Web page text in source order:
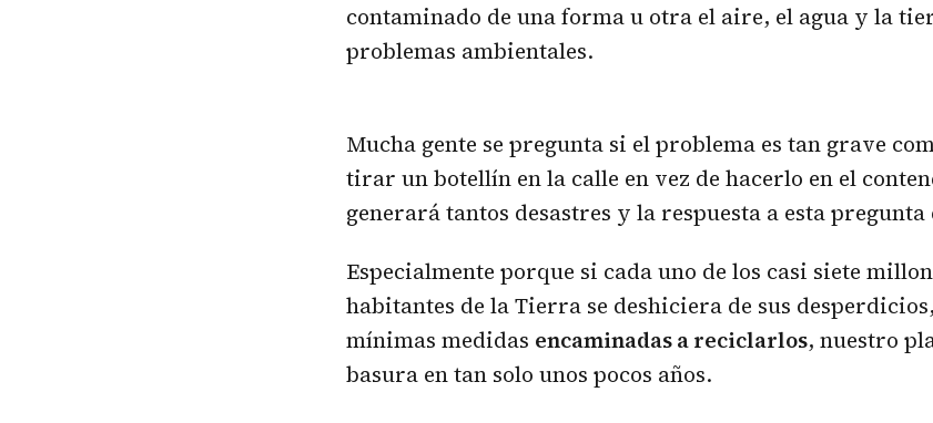
contaminado de una forma u otra el aire, el agua y la
problemas ambientales.
Mucha gente se pregunta si el problema es tan grave
tirar un botellín en la calle en vez de hacerlo en el
generará tantos desastres y la respuesta a esta pregunta
Especialmente porque si cada uno de los casi siete
habitantes de la Tierra se deshiciera de sus
mínimas medidas encaminadas a reciclarlos, nuestro
basura en tan solo unos pocos años.